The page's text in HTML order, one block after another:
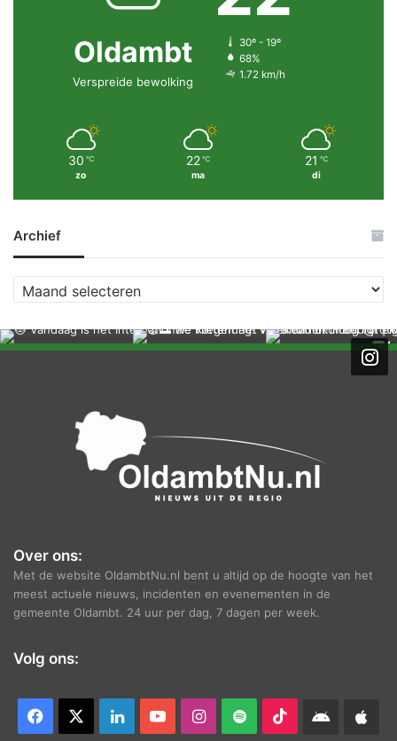
Oldambt
Verspreide bewolking
30º - 19º
68%
1.72 km/h
30 ℃
zo
22 ℃
ma
21 ℃
di
Archief
r
h
Over ons:
Met de website OldambtNu.nl bent u altijd op de hoogte van het
meest actuele nieuws, incidenten en evenementen in de
gemeente Oldambt. 24 uur per dag, 7 dagen per week.
Volg ons:
Facebook LinkedInYouTubeInstagram
Spotify TikTokAndroid